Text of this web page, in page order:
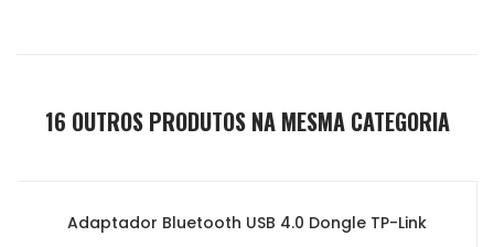
16 OUTROS PRODUTOS NA MESMA CATEGORIA
Adaptador Bluetooth USB 4.0 Dongle TP-Link